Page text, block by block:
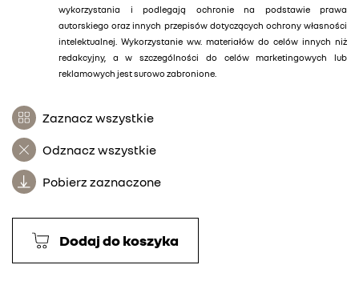
wykorzystania i podlegają ochronie na podstawie prawa
autorskiego oraz innych przepisów dotyczących ochrony własności
intelektualnej. Wykorzystanie ww. materiałów do celów innych niż
redakcyjny, a w szczególności do celów marketingowych lub
reklamowych jest surowo zabronione.
Zaznacz wszystkie
Odznacz wszystkie
Pobierz zaznaczone
Dodaj do koszyka